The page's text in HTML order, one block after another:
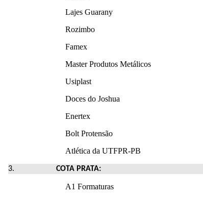
Lajes Guarany
Rozimbo
Famex
Master Produtos Metálicos
Usiplast
Doces do Joshua
Enertex
Bolt Protensão
Atlética da UTFPR-PB
COTA PRATA:
A1 Formaturas